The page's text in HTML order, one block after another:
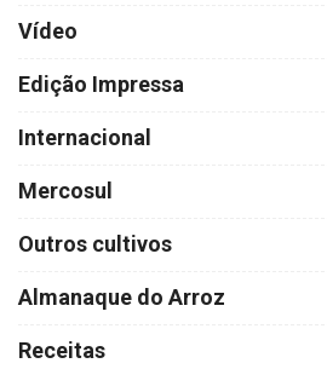
Vídeo
Edição Impressa
Internacional
Mercosul
Outros cultivos
Almanaque do Arroz
Receitas